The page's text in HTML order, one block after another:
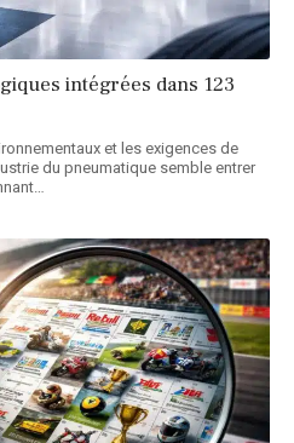
intégrées dans 123
et les exigences de
du pneumatique semble entrer
…